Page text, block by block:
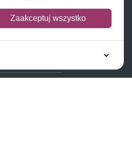
Zaakceptuj wszystko